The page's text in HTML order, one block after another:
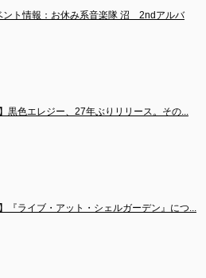
ント情報：お休み系音楽隊 沼　2ndアルバ
黒色エレジー、27年ぶりリリース。その...
『ライブ・アット・シェルガーデン』につ...